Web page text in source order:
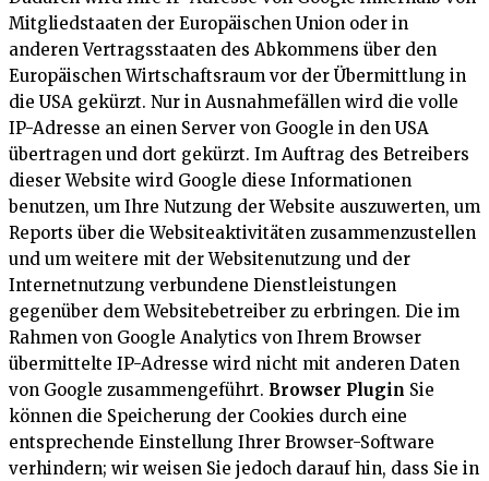
Mitgliedstaaten der Europäischen Union oder in
anderen Vertragsstaaten des Abkommens über den
Europäischen Wirtschaftsraum vor der Übermittlung in
die USA gekürzt. Nur in Ausnahmefällen wird die volle
IP-Adresse an einen Server von Google in den USA
übertragen und dort gekürzt. Im Auftrag des Betreibers
dieser Website wird Google diese Informationen
benutzen, um Ihre Nutzung der Website auszuwerten, um
Reports über die Websiteaktivitäten zusammenzustellen
und um weitere mit der Websitenutzung und der
Internetnutzung verbundene Dienstleistungen
gegenüber dem Websitebetreiber zu erbringen. Die im
Rahmen von Google Analytics von Ihrem Browser
übermittelte IP-Adresse wird nicht mit anderen Daten
von Google zusammengeführt. Browser Plugin Sie
können die Speicherung der Cookies durch eine
entsprechende Einstellung Ihrer Browser-Software
verhindern; wir weisen Sie jedoch darauf hin, dass Sie in